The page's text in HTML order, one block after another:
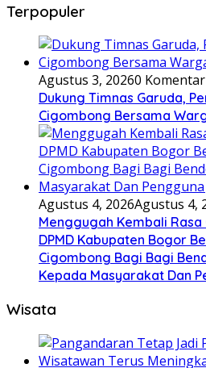
Terpopuler
Agustus 3, 20260 Komentar
Dukung Timnas Garuda,
Cigombong Bersama
Agustus 4, 2026Agustus 4,
Menggugah Kembali Rasa
DPMD Kabupaten Bogor
Cigombong Bagi Bagi
Kepada Masyarakat Dan
Wisata